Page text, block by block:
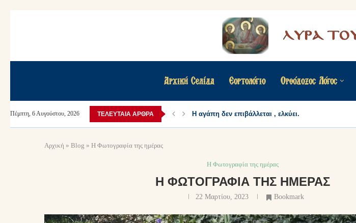
Αρχική Σελίδα Εορτολόγιο Ορθόδοξος Λόγος
Πέμπτη, 6 Αυγούστου, 2026 ΤΕΛΕΥΤΑΊΑ ΆΡΘΡΑ Η αγάπη δεν επιβάλλεται , ελκύει.
Αρχική » Blog » Η Φωτογραφία της ημέρας
Η Φωτογραφία της ημέρας
Η ΦΩΤΟΓΡΑΦΊΑ ΤΗΣ ΗΜΈΡΑΣ
22 Μαρτίου, 2023 Bookmark